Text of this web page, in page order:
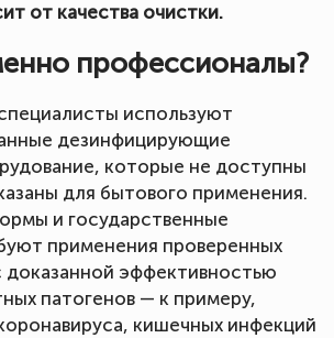
от качества очистки.
профессионалы?
используют
дезинфицирующие
которые не доступны
для бытового применения.
и государственные
применения проверенных
доказанной эффективностью
патогенов — к примеру,
кишечных инфекций